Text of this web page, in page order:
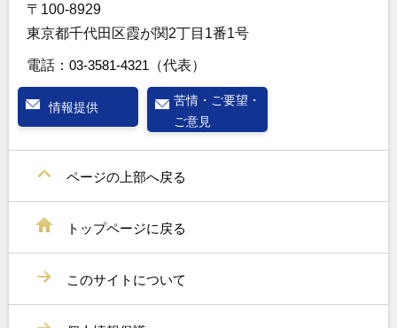
〒100-8929
東京都千代田区霞が関2丁目1番1号
電話： 03-3581-4321 （代表）
情報提供
苦情・ご要望・
ご意見
ページの上部へ戻る
トップページに戻る
このサイトについて